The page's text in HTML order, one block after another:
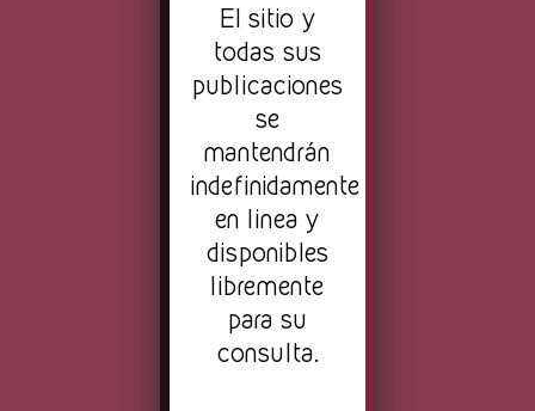
El sitio y
todas sus
publicaciones
se
mantendrán
indefinidamente
en linea y
disponibles
libremente
para su
consulta.